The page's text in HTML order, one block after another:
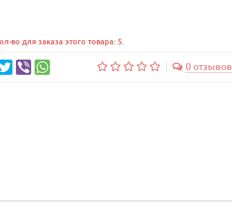
во для заказа этого товара: 5.
0 отзывов